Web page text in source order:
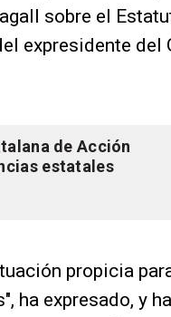
sobre el
expresidente del
de Acción
estatales
propicia
ha expresado, y